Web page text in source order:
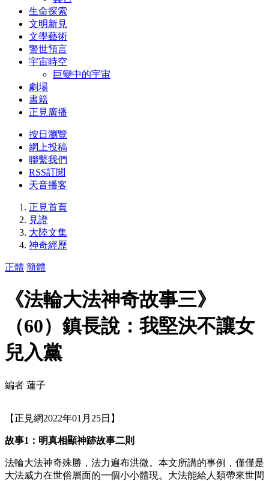
生命探索
文明新見
文學藝術
警世預言
宇宙時空
巨變中的宇宙
劇場
書籍
正見廣播
按日瀏覽
網上投稿
聯繫我們
RSS訂閱
天音播客
正見首頁
見證
大陸文集
神奇經歷
正體 簡體
《法輪大法神奇故事三》
（60）鎮長說：我堅決不讓女
兒入黨
編者 蓮子
【正見網2022年01月25日】
故事1：明真相顯神跡故事二則
法輪大法神奇殊勝，法力遍布洪微。本文所講的事例，僅僅是
大法威力在世俗層面的一個小小體現。大法能給人類帶來世間